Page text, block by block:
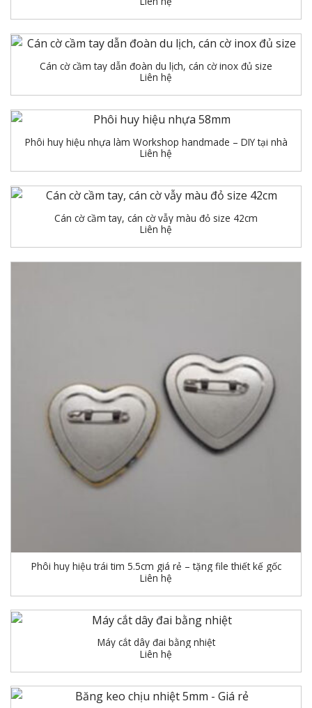
Cán cờ cầm tay dẫn đoàn du lịch, cán cờ inox đủ size
Liên hệ
Phôi huy hiệu nhựa làm Workshop handmade – DIY tại nhà
Liên hệ
Cán cờ cầm tay, cán cờ vẫy màu đỏ size 42cm
Liên hệ
Phôi huy hiệu trái tim 5.5cm giá rẻ – tặng file thiết kế gốc
Liên hệ
Máy cắt dây đai bằng nhiệt
Liên hệ